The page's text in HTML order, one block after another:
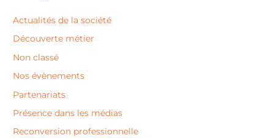
Actualités de la société
Découverte métier
Non classé
Nos évènements
Partenariats
Présence dans les médias
Reconversion professionnelle